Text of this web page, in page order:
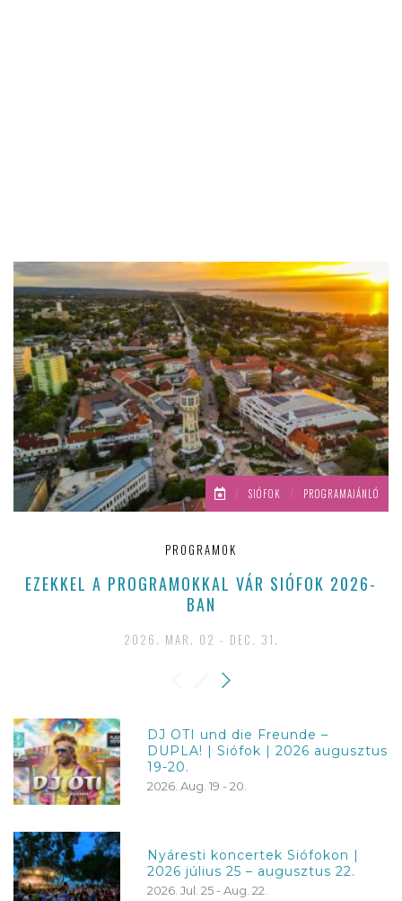
/ SIÓFOK / PROGRAMAJÁNLÓ
PROGRAMOK
EZEKKEL A PROGRAMOKKAL VÁR SIÓFOK 2026-
BAN
2026. MAR. 02 - DEC. 31.
DJ OTI und die Freunde –
DUPLA! | Siófok | 2026 augusztus
19-20.
2026. Aug. 19 - 20.
Nyáresti koncertek Siófokon |
2026 július 25 – augusztus 22.
2026. Jul. 25 - Aug. 22.